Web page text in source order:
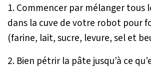
1. Commencer par mélanger tous
dans la cuve de votre robot pour
(farine, lait, sucre, levure, sel et
2. Bien pétrir la pâte jusqu’à ce